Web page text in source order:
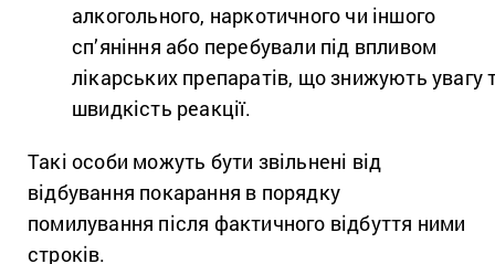
алкогольного, наркотичного чи іншого
сп’яніння або перебували під впливом
лікарських препаратів, що знижують увагу
швидкість реакції.
Такі особи можуть бути звільнені від
відбування покарання в порядку
помилування після фактичного відбуття ними
строків.